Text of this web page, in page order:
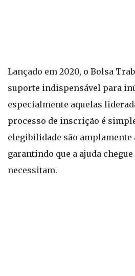
Lançado em 2020, o Bolsa
suporte indispensável para
especialmente aquelas
processo de inscrição é
elegibilidade são amplamente
garantindo que a ajuda
necessitam.